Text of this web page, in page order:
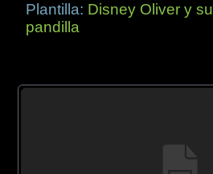
Plantilla: Disney Oliver y su
pandilla